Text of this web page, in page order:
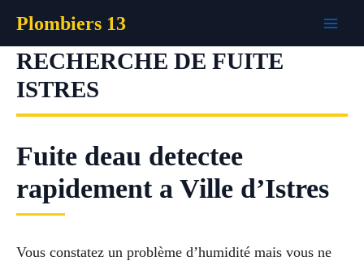
contenu
Plombiers 13
RECHERCHE DE FUITE
ISTRES
Fuite deau detectee
rapidement a Ville d’Istres
Vous constatez un problème d’humidité mais vous ne